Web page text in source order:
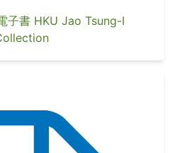
子書 HKU Jao Tsung-I